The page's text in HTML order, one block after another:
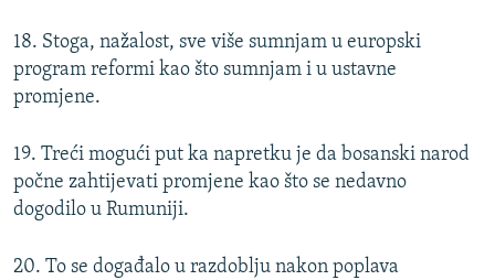
18. Stoga, nažalost, sve više sumnjam u europski
program reformi kao što sumnjam i u ustavne
promjene.
19. Treći mogući put ka napretku je da bosanski narod
počne zahtijevati promjene kao što se nedavno
dogodilo u Rumuniji.
20. To se događalo u razdoblju nakon poplava